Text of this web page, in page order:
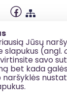
Jūsų
slapukus (angl.
savo
bet kada